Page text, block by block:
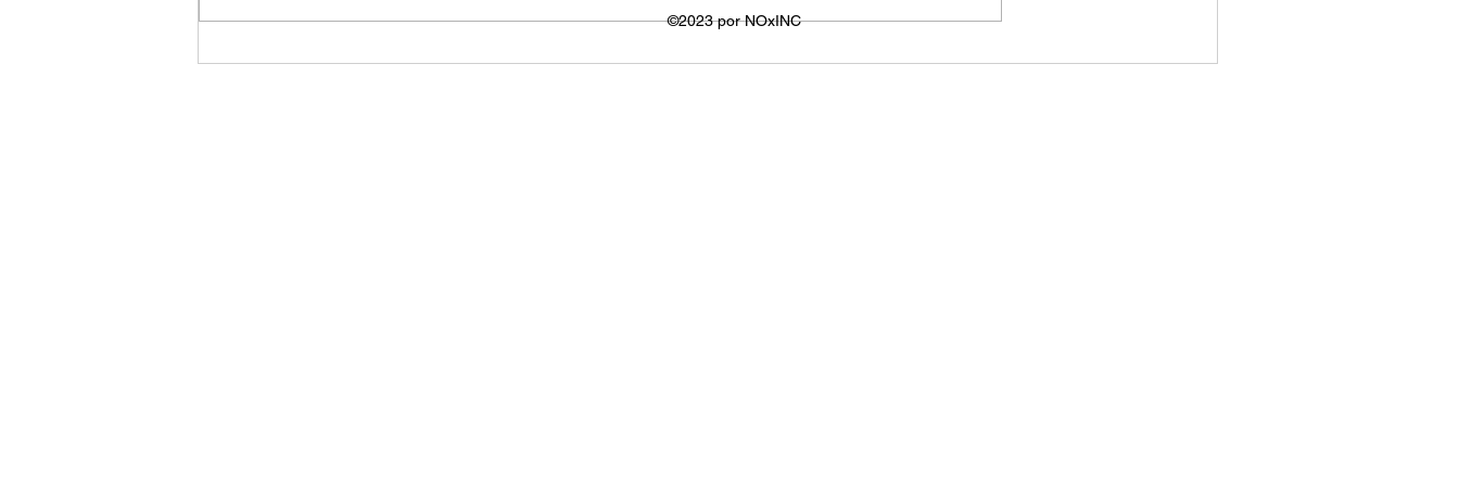
à proporção de 9:16. Esta
utilizada para visualizar os
de largura, há...
©2023 por NOxINC